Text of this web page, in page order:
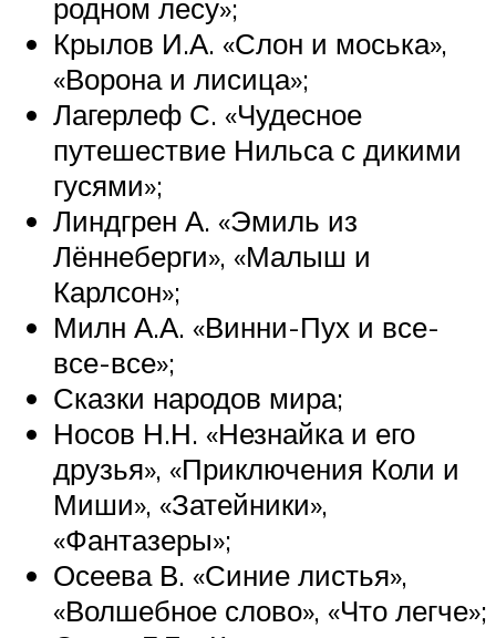
родном лесу»;
Крылов И.А. «Слон и моська»,
«Ворона и лисица»;
Лагерлеф С. «Чудесное
путешествие Нильса с дикими
гусями»;
Линдгрен А. «Эмиль из
Лённеберги», «Малыш и
Карлсон»;
Милн А.А. «Винни-Пух и все-
все-все»;
Сказки народов мира;
Носов Н.Н. «Незнайка и его
друзья», «Приключения Коли и
Миши», «Затейники»,
«Фантазеры»;
Осеева В. «Синие листья»,
«Волшебное слово», «Что легче»;